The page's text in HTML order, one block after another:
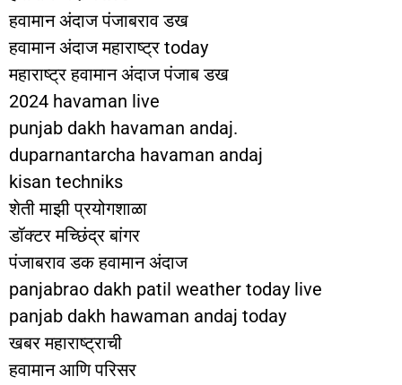
हवामान अंदाज पंजाबराव डख
हवामान अंदाज महाराष्ट्र today
महाराष्ट्र हवामान अंदाज पंजाब डख
2024 havaman live
punjab dakh havaman andaj.
duparnantarcha havaman andaj
kisan techniks
शेती माझी प्रयोगशाळा
डॉक्टर मच्छिंद्र बांगर
पंजाबराव डक हवामान अंदाज
panjabrao dakh patil weather today live
panjab dakh hawaman andaj today
खबर महाराष्ट्राची
हवामान आणि परिसर